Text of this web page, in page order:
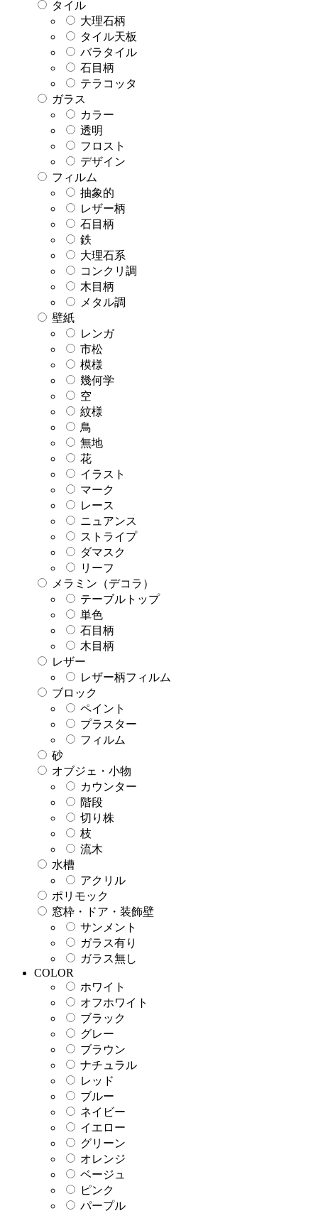
タイル
大理石柄
タイル天板
バラタイル
石目柄
テラコッタ
ガラス
カラー
透明
フロスト
デザイン
フィルム
抽象的
レザー柄
石目柄
鉄
大理石系
コンクリ調
木目柄
メタル調
壁紙
レンガ
市松
模様
幾何学
空
紋様
鳥
無地
花
イラスト
マーク
レース
ニュアンス
ストライプ
ダマスク
リーフ
メラミン（デコラ）
テーブルトップ
単色
石目柄
木目柄
レザー
レザー柄フィルム
ブロック
ペイント
プラスター
フィルム
砂
オブジェ・小物
カウンター
階段
切り株
枝
流木
水槽
アクリル
ポリモック
窓枠・ドア・装飾壁
サンメント
ガラス有り
ガラス無し
COLOR
ホワイト
オフホワイト
ブラック
グレー
ブラウン
ナチュラル
レッド
ブルー
ネイビー
イエロー
グリーン
オレンジ
ベージュ
ピンク
パープル